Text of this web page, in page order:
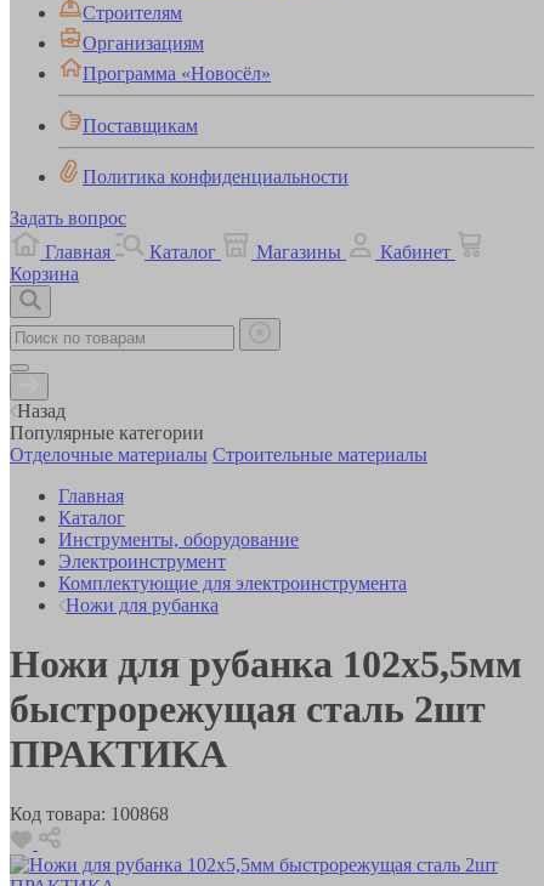
Строителям
Организациям
Программа «Новосёл»
Поставщикам
Политика конфиденциальности
Задать вопрос
Главная
Каталог Магазины
Кабинет
Корзина
Назад
Популярные категории
Отделочные материалы Строительные материалы
Главная
Каталог
Инструменты, оборудование
Электроинструмент
Комплектующие для электроинструмента
Ножи для рубанка
Ножи для рубанка 102х5,5мм
быстрорежущая сталь 2шт
ПРАКТИКА
Код товара: 100868